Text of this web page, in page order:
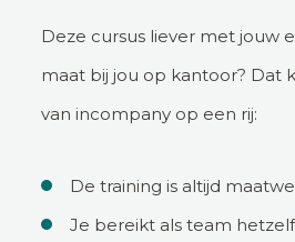
Deze cursus liever met jouw
maat bij jou op kantoor? Dat
van incompany op een rij:
De training is altijd
Je bereikt als team